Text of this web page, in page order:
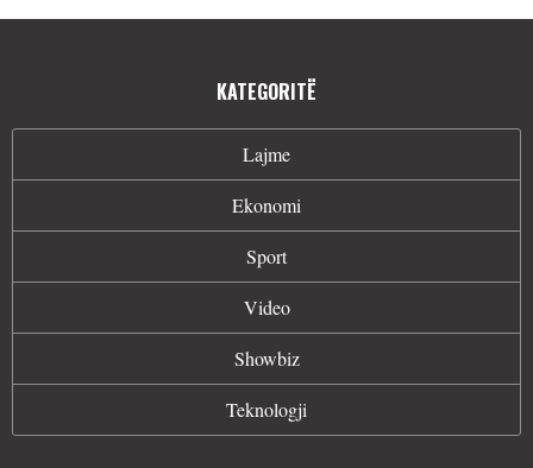
KATEGORITË
Lajme
Ekonomi
Sport
Video
Showbiz
Teknologji